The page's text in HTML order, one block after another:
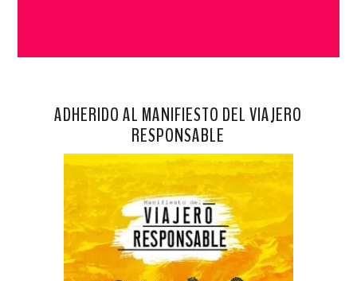
ADHERIDO AL MANIFIESTO DEL VIAJERO
RESPONSABLE